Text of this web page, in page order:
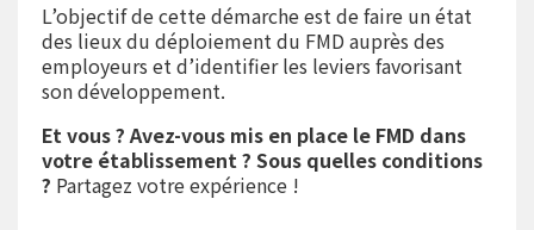
L’objectif de cette démarche est de faire un état
des lieux du déploiement du FMD auprès des
employeurs et d’identifier les leviers favorisant
son développement.
Et vous ? Avez-vous mis en place le FMD dans
votre établissement ? Sous quelles conditions
? Partagez votre expérience !